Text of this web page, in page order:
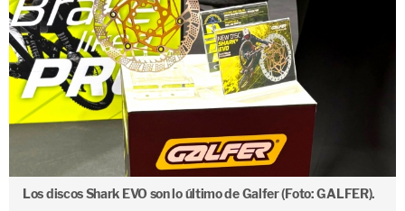
Los discos Shark EVO son lo último de Galfer (Foto: GALFER).